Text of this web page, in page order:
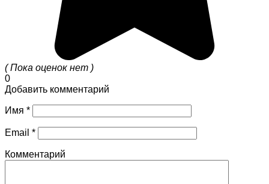
( Пока оценок нет )
0
Добавить комментарий
Имя *
Email *
Комментарий